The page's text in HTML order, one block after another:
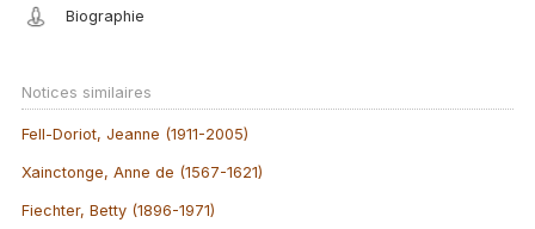
Biographie
Notices similaires
Fell-Doriot, Jeanne (1911-2005)
Xainctonge, Anne de (1567-1621)
Fiechter, Betty (1896-1971)